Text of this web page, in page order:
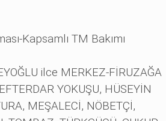
Kapsamlı TM Bakımı
ilce MERKEZ-FİRUZAĞA
YOKUŞU, HÜSEYİN
MEŞALECİ, NÖBETÇİ,